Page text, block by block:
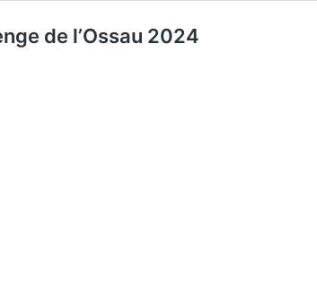
de l’Ossau 2024